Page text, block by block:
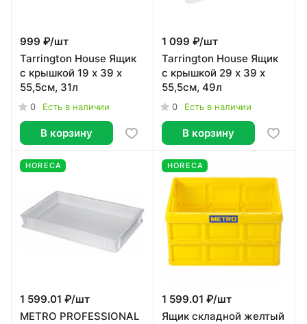
999 ₽/шт
Tarrington House Ящик
с крышкой 19 x 39 x
55,5см, 31л
0 Есть в наличии
В корзину
1 099 ₽/шт
Tarrington House Ящик
с крышкой 29 x 39 x
55,5см, 49л
0 Есть в наличии
В корзину
HORECA
1 599.01 ₽/шт
METRO PROFESSIONAL
HORECA
1 599.01 ₽/шт
Ящик складной желтый